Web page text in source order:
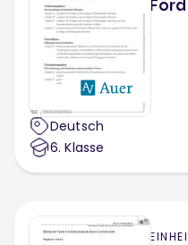
Deutsch
6. Klasse